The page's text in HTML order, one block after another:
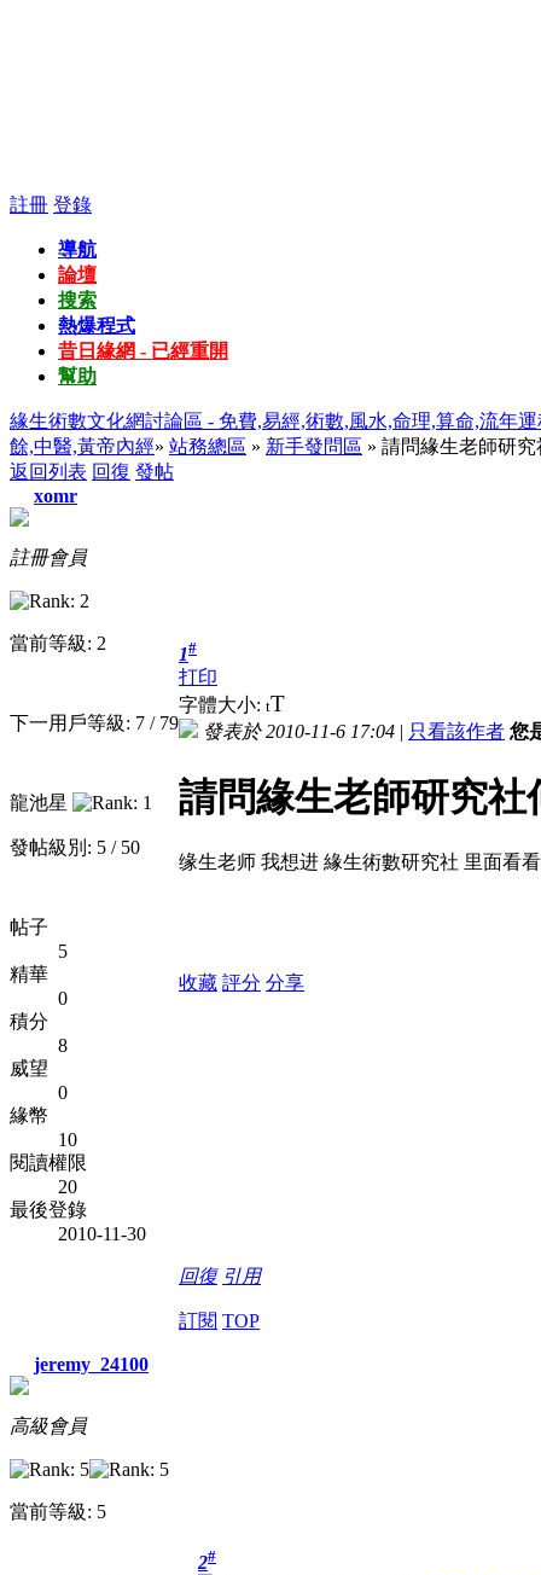
註冊 登錄
導航
論壇
搜索
熱爆程式
昔日緣網 - 已經重開
幫助
緣生術數文化網討論區 - 免費,易經,術數,風水,命理,算命,流年
餘,中醫,黃帝內經» 站務總區 » 新手發問區 » 請問緣生老師研
返回列表 回復 發帖
xomr
註冊會員
當前等級: 2
下一用戶等級: 7 / 79
龍池星
發帖級別: 5 / 50
帖子
5
精華
0
積分
8
威望
0
緣幣
10
閱讀權限
20
最後登錄
2010-11-30
1#
打印
字體大小: tT
發表於 2010-11-6 17:04 | 只看該作者 您
請問緣生老師研究社
缘生老师 我想进 緣生術數研究社 里面看
收藏 評分 分享
回復 引用
訂閱 TOP
jeremy_24100
高級會員
當前等級: 5
2#